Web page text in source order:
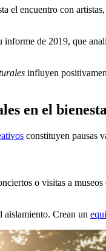
el encuentro con
de 2019, que
influyen
en el
constituyen pausas
o visitas a
aislamiento. Crean un